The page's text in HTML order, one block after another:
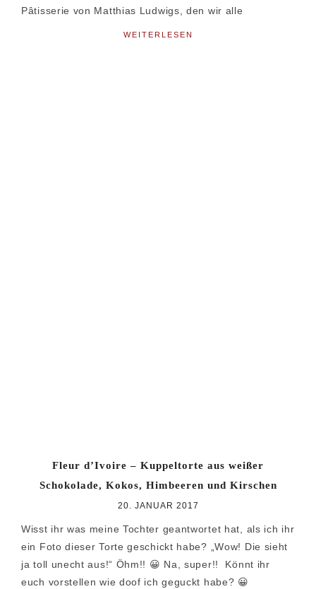
Pâtisserie von Matthias Ludwigs, den wir alle
WEITERLESEN
Fleur d’Ivoire – Kuppeltorte aus weißer
Schokolade, Kokos, Himbeeren und Kirschen
20. JANUAR 2017
Wisst ihr was meine Tochter geantwortet hat, als ich ihr
ein Foto dieser Torte geschickt habe? „Wow! Die sieht
ja toll unecht aus!“ Öhm!! 😀 Na, super!! Könnt ihr
euch vorstellen wie doof ich geguckt habe? 😀